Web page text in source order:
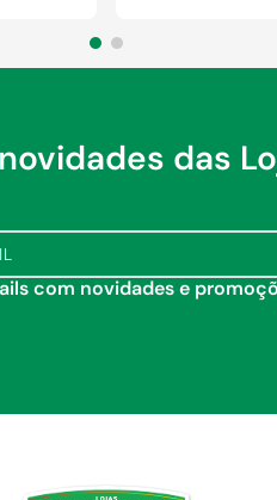
COMPRAR
das
com novidades e